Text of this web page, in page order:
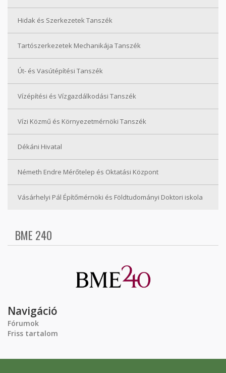
Hidak és Szerkezetek Tanszék
Tartószerkezetek Mechanikája Tanszék
Út- és Vasútépítési Tanszék
Vízépítési és Vízgazdálkodási Tanszék
Vízi Közmű és Környezetmérnöki Tanszék
Dékáni Hivatal
Németh Endre Mérőtelep és Oktatási Központ
Vásárhelyi Pál Építőmérnöki és Földtudományi Doktori iskola
BME 240
Navigáció
Fórumok
Friss tartalom